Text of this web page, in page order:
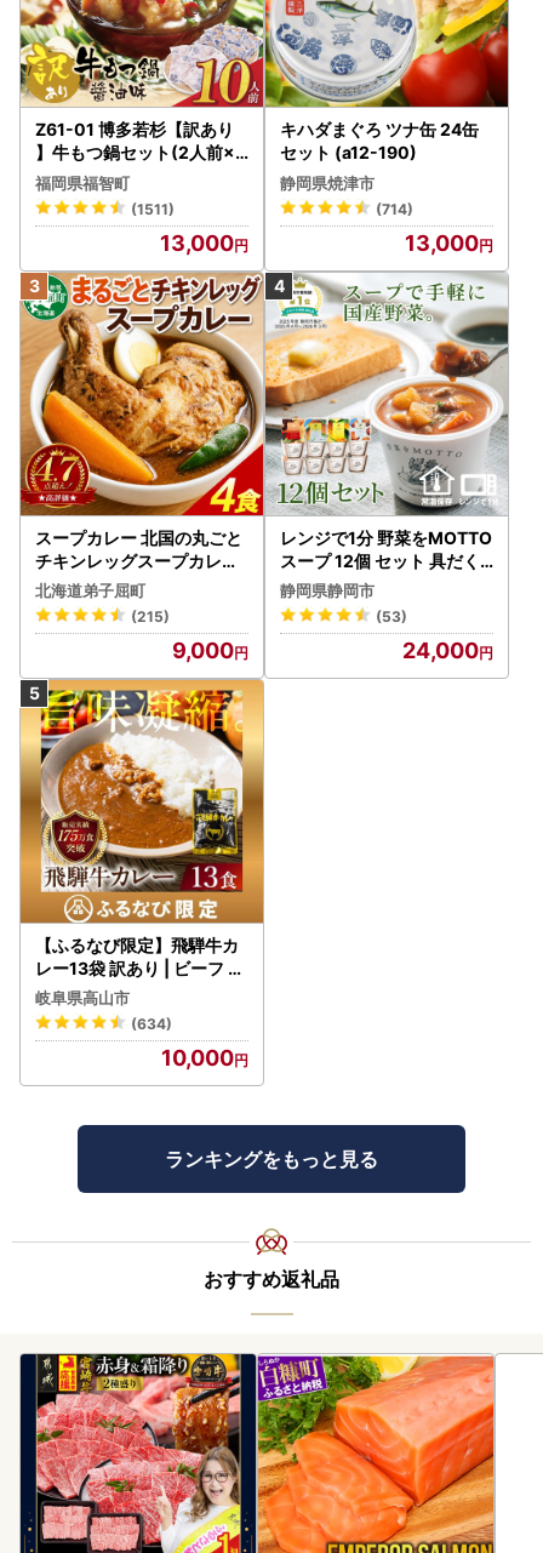
Z61-01 博多若杉【訳あり
】牛もつ鍋セット(2人前×5
) 10人前 もつ鍋
福岡県福智町
(1511)
13,000
キハダまぐろ ツナ缶 24缶
セット (a12-190)
静岡県焼津市
(714)
13,000
スープカレー 北国の丸ごと
チキンレッグスープカレー
4個 3739
北海道弟子屈町
(215)
9,000
レンジで1分 野菜をMOTTO
スープ 12個 セット 具だく
さんスープ 朝食 惣菜 国産
野菜 常温保存
静岡県静岡市
(53)
24,000
【ふるなび限定】飛騨牛カ
レー13袋 訳あり | ビーフ レ
トルト 訳あり DC006-CP
01 FN-Limited-VO
岐阜県高山市
(634)
10,000
ランキングをもっと見る
おすすめ返礼品